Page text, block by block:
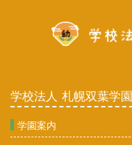
学校法人 札幌双葉学園
学園案内